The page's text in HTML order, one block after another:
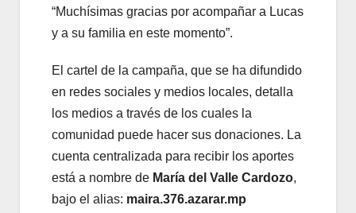
“Muchísimas gracias por acompañar a Lucas
y a su familia en este momento”.
El cartel de la campaña, que se ha difundido
en redes sociales y medios locales, detalla
los medios a través de los cuales la
comunidad puede hacer sus donaciones. La
cuenta centralizada para recibir los aportes
está a nombre de María del Valle Cardozo,
bajo el alias: maira.376.azarar.mp